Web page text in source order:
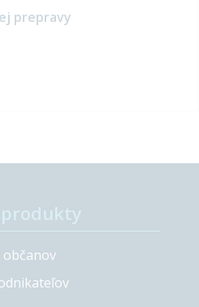
prepravy
občanov